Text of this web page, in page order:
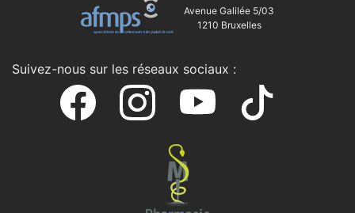
Avenue Galilée 5/03
1210 Bruxelles
Suivez-nous sur les réseaux sociaux :